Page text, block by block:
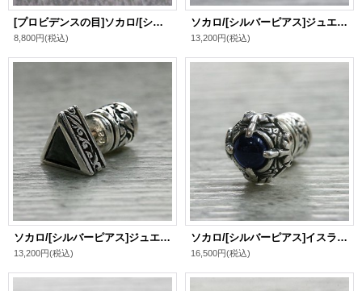
[プロビデンスの目]ソカロ/[シルバーイヤーカフ]アイ・オブ・プロビデンス・イヤカフ / ZOCALO
8,800円(税込)
ソカロ/[シルバーピアス]ジュエルド・アイビー・トライアングル・ピアス・ホワイトCZ / ZOCALO
13,200円(税込)
ソカロ/[シルバーピアス]ジュエルド・アイビー・トライアングル・ピアス・ブラックCZ / ZOCALO
13,200円(税込)
ソカロ/[シルバーピアス]イスラミック・ラウンド・ピアス・サファイアカラー / ZOCALO
16,500円(税込)